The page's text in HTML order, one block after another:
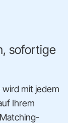
sofortige
mit jedem
Ihrem